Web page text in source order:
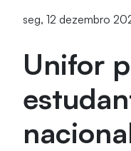
seg, 12 dezembro
Unifor